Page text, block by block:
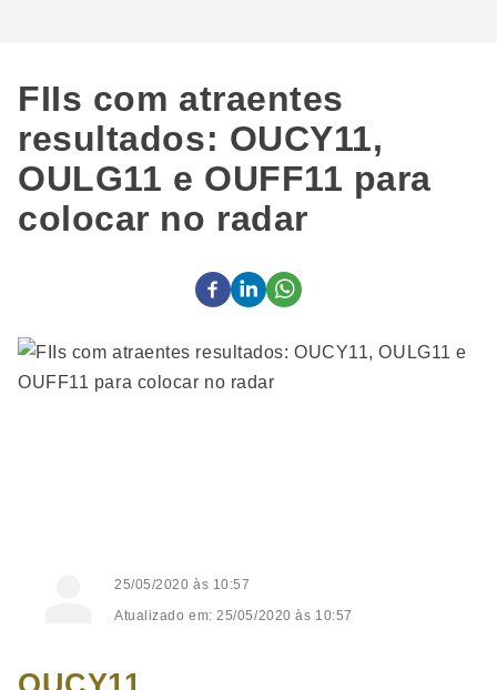
FIIs com atraentes
resultados: OUCY11,
OULG11 e OUFF11 para
colocar no radar
25/05/2020 às 10:57
Atualizado em: 25/05/2020 às 10:57